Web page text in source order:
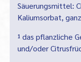
Säuerungsmittel:
Kaliumsorbat,
¹ das pflanzliche
und/oder